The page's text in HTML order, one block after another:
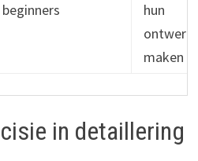
beginners
hun
maken
in detaillering